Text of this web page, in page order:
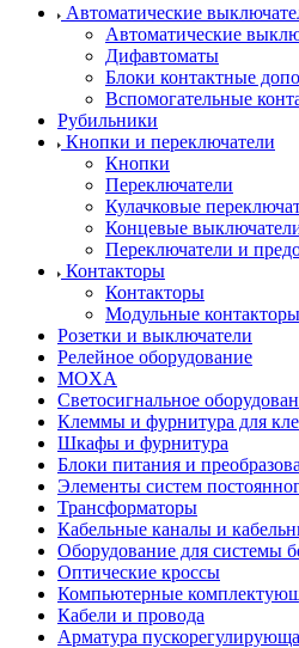
Автоматические
Автоматические
Дифавтоматы
Блоки контактные
Вспомогательные
Рубильники
Кнопки и переключатели
Кнопки
Переключатели
Кулачковые
Концевые
Переключатели и
Контакторы
Контакторы
Модульные контакторы
Розетки и выключатели
Релейное оборудование
MOXA
Светосигнальное
Клеммы и фурнитура для
Шкафы и фурнитура
Блоки питания и
Элементы систем
Трансформаторы
Кабельные каналы и
Оборудование для системы
Оптические кроссы
Компьютерные
Кабели и провода
Арматура